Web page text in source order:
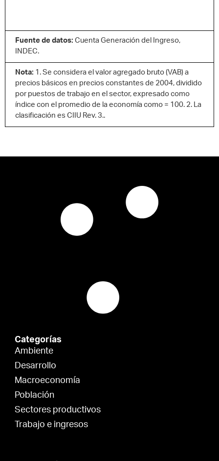
Fuente de datos: Cuenta Generación del Ingreso,
INDEC.
Nota: 1. Se considera el valor agregado bruto (VAB) a
precios básicos en precios constantes de 2004, dividido
por puestos de trabajo en el sector, expresado como
índice con el promedio de la economía como = 100. 2. La
clasificación es CIIU Rev. 3..
Categorías
Ambiente
Desarrollo
Macroeconomía
Población
Sectores productivos
Trabajo e ingresos